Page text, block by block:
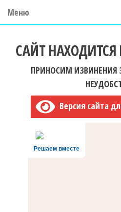
Меню
ГБУ ДО "Центр
САЙТ НАХОДИТСЯ
ПРИНОСИМ ИЗВИНЕНИЯ
Версия сайта
Решаем вместе